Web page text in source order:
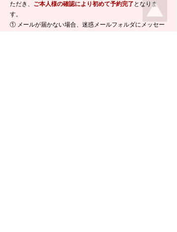
ただき、 ご本人様の確認により初めて予約完了 となりま
す。
① メールが届かない場合、迷惑メールフォルダにメッセー